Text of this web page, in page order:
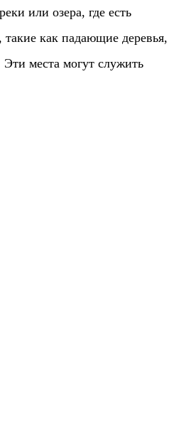
или озера, где есть
как падающие деревья,
места могут служить